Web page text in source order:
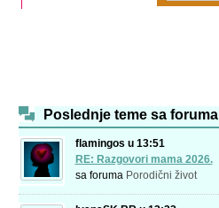
Poslednje teme sa foruma
flamingos u 13:51
RE: Razgovori mama 2026.
sa foruma Porodični život